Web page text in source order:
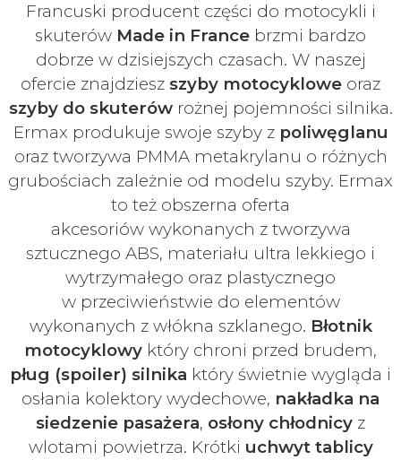
Francuski producent części do motocykli i
skuterów Made in France brzmi bardzo
dobrze w dzisiejszych czasach. W naszej
ofercie znajdziesz szyby motocyklowe oraz
szyby do skuterówrożnej pojemności silnika.
Ermax produkuje swoje szyby z poliwęglanu
oraz tworzywa PMMA metakrylanu o różnych
grubościach zależnie od modelu szyby. Ermax
to też obszerna oferta
akcesoriów wykonanych z tworzywa
sztucznego ABS, materiału ultra lekkiego i
wytrzymałego oraz plastycznego
w przeciwieństwie do elementów
wykonanych z włókna szklanego. Błotnik
motocyklowy który chroni przed brudem,
pług (spoiler) silnika który świetnie wygląda i
osłania kolektory wydechowe, nakładka na
siedzenie pasażera, osłony chłodnicy z
wlotami powietrza. Krótki uchwyt tablicy